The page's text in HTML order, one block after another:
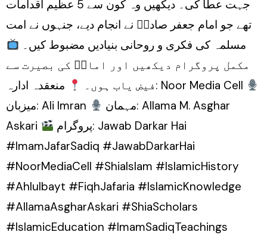
جہت عطا کی۔ دیکھیں وہ کون سے 5 عظیم اقدامات
تھے جو امام جعفر صادقؑ نے انجام دیے، جنہوں نے امت
مسلمہ کی فکری و روحانی بنیادیں مضبوط کیں۔
مکمل پروگرام دیکھیں اور امامؑ کی بصیرت سے
فیض یاب ہوں۔منعقدہ ادارہ: Noor Media Cell
میزبان: Ali Imran
Askari
#ImamJafarSadiq #JawabDarkarHai
#NoorMediaCell #ShiaIslam #IslamicHistory
#Ahlulbayt #FiqhJafaria #IslamicKnowledge
#AllamaAsgharAskari #ShiaScholars
#IslamicEducation #ImamSadiqTeachings